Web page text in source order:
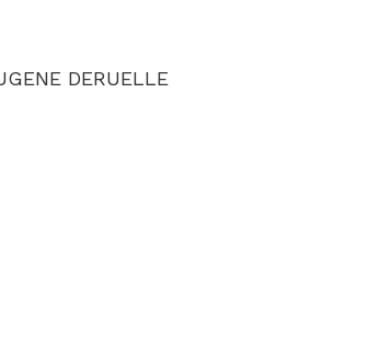
DERUELLE